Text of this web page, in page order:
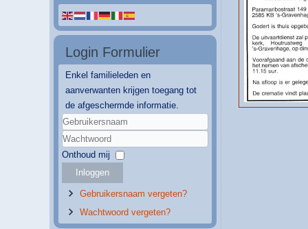
Login Formulier
Enkel familieleden en
aanverwanten krijgen toegang tot
de afgeschermde informatie.
Gebruikersnaam
Wachtwoord
Onthoud mij
Inloggen
Gebruikersnaam vergeten?
Wachtwoord vergeten?